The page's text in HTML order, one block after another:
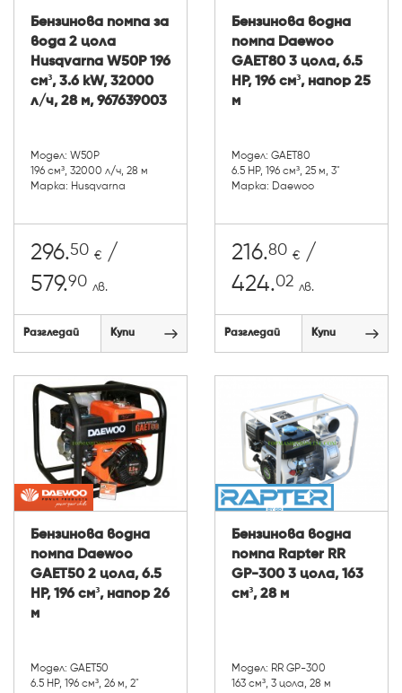
Бензинова помпа за
вода 2 цола
Husqvarna W50P 196
см³, 3.6 kW, 32000
л/ч, 28 м, 967639003
Модел: W50P
196 см³, 32000 л/ч, 28 м
Марка: Husqvarna
296.50 € /
579.90 лв.
Разгледай Купи
Бензинова водна
помпа Daewoo
GAET80 3 цола, 6.5
HP, 196 см³, напор 25
м
Модел: GAET80
6.5 HP, 196 см³, 25 м, 3"
Марка: Daewoo
216.80 € /
424.02 лв.
Разгледай Купи
Бензинова водна
помпа Daewoo
GAET50 2 цола, 6.5
HP, 196 см³, напор 26
м
Модел: GAET50
6.5 HP, 196 см³, 26 м, 2"
Бензинова водна
помпа Rapter RR
GP-300 3 цола, 163
см³, 28 м
Модел: RR GP-300
163 см³, 3 цола, 28 м